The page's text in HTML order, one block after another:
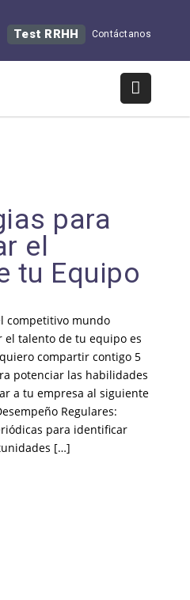
Test RRHH Contáctanos
para
el
tu Equipo
competitivo mundo
talento de tu equipo es
compartir contigo 5
potenciar las habilidades
a tu empresa al siguiente
Regulares:
para identificar
[…]